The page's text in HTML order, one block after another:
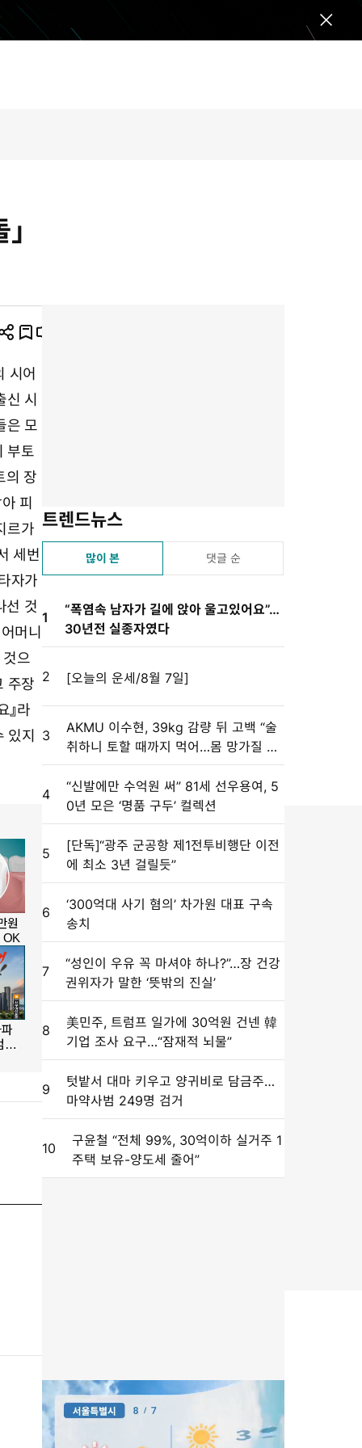
전
겨
기 기
시어
시
은 모
부토
의 장
피
르가
세번
자가
선 것
머니
으
주장
』라
있지
트렌드뉴스
많이 본 댓글 순
1
“폭염속 남자가 길에 앉아 울고있어요”…
30년전 실종자였다
2 [오늘의 운세/8월 7일]
3
AKMU 이수현, 39kg 감량 뒤 고백 “술
취하니 토할 때까지 먹어…몸 망가질 것
같았다”
4
“신발에만 수억원 써” 81세 선우용여, 5
0년 모은 ‘명품 구두’ 컬렉션
5
[단독]“광주 군공항 제1전투비행단 이전
에 최소 3년 걸릴듯”
6
‘300억대 사기 혐의’ 차가원 대표 구속
송치
7
“성인이 우유 꼭 마셔야 하나?”…장 건강
권위자가 말한 ‘뜻밖의 진실’
8
美민주, 트럼프 일가에 30억원 건넨 韓
기업 조사 요구…“잠재적 뇌물”
9
텃밭서 대마 키우고 양귀비로 담금주…
마약사범 249명 검거
10
구윤철 “전체 99%, 30억이하 실거주 1
주택 보유-양도세 줄어”